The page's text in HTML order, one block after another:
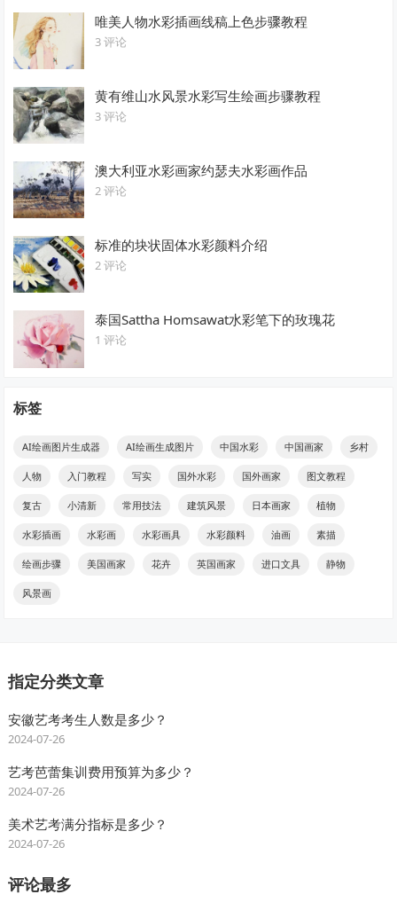
唯美人物水彩插画线稿上色步骤教程
3 评论
黄有维山水风景水彩写生绘画步骤教程
3 评论
澳大利亚水彩画家约瑟夫水彩画作品
2 评论
标准的块状固体水彩颜料介绍
2 评论
泰国Sattha Homsawat水彩笔下的玫瑰花
1 评论
标签
AI绘画图片生成器 AI绘画生成图片 中国水彩 中国画家 乡村
人物 入门教程 写实 国外水彩 国外画家 图文教程
复古 小清新 常用技法 建筑风景 日本画家 植物
水彩插画 水彩画 水彩画具 水彩颜料 油画 素描
绘画步骤 美国画家 花卉 英国画家 进口文具 静物
风景画
指定分类文章
安徽艺考考生人数是多少？
2024-07-26
艺考芭蕾集训费用预算为多少？
2024-07-26
美术艺考满分指标是多少？
2024-07-26
评论最多